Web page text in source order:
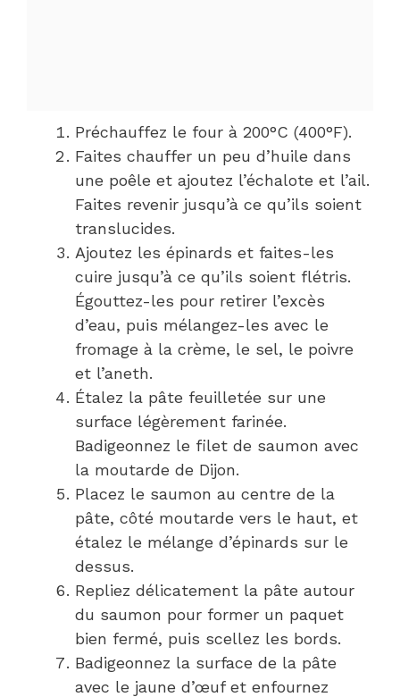
Préchauffez le four à 200°C (400°F).
Faites chauffer un peu d’huile dans
une poêle et ajoutez l’échalote et l’ail.
Faites revenir jusqu’à ce qu’ils soient
translucides.
Ajoutez les épinards et faites-les
cuire jusqu’à ce qu’ils soient flétris.
Égouttez-les pour retirer l’excès
d’eau, puis mélangez-les avec le
fromage à la crème, le sel, le poivre
et l’aneth.
Étalez la pâte feuilletée sur une
surface légèrement farinée.
Badigeonnez le filet de saumon avec
la moutarde de Dijon.
Placez le saumon au centre de la
pâte, côté moutarde vers le haut, et
étalez le mélange d’épinards sur le
dessus.
Repliez délicatement la pâte autour
du saumon pour former un paquet
bien fermé, puis scellez les bords.
Badigeonnez la surface de la pâte
avec le jaune d’œuf et enfournez